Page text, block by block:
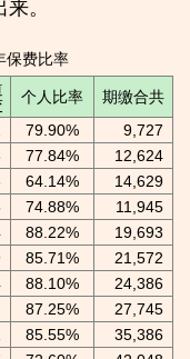
。
保费比率
个人比率 期缴合共
79.90%
9,727
77.84%
12,624
64.14%
14,629
74.88%
11,945
88.22%
19,693
85.71%
21,572
88.10%
24,386
87.25%
27,745
85.55%
35,386